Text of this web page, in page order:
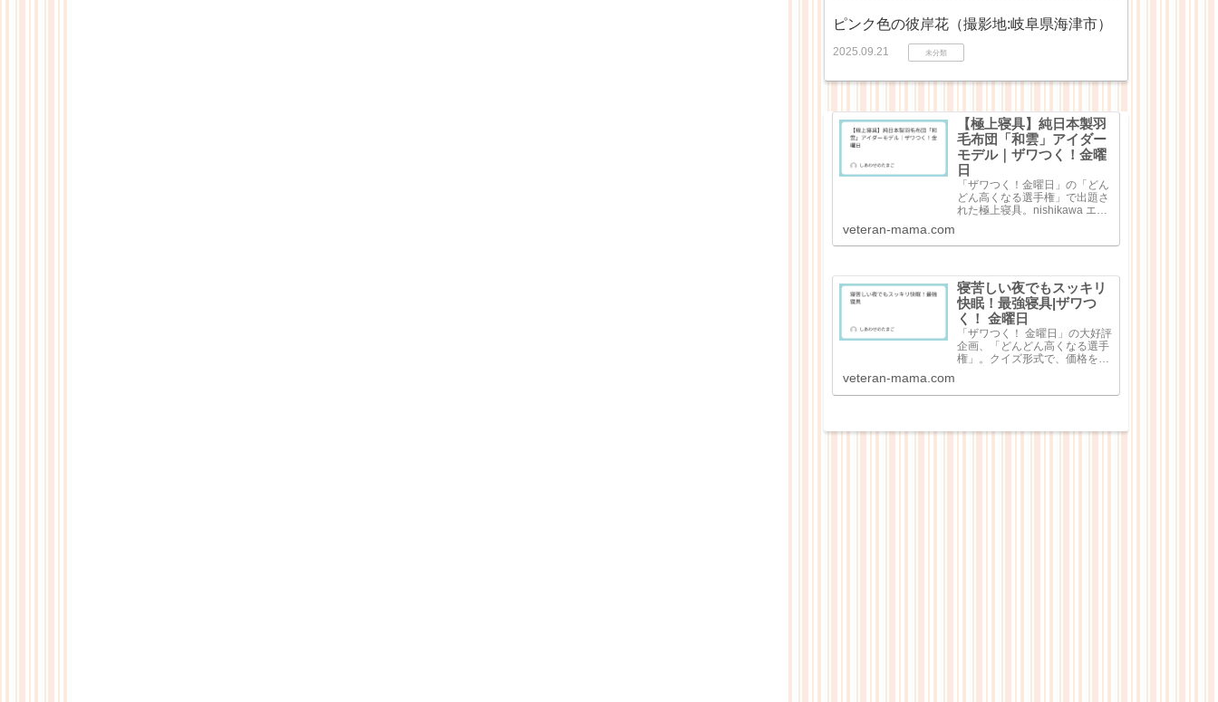
ピンク色の彼岸花（撮影地:岐阜県海津市）
2025.09.21 未分類
【極上寝具】純日本製羽
毛布団「和雲」アイダー
モデル｜ザワつく！金曜
日
「ザワつく！金曜日」の「どん
どん高くなる選手権」で出題さ
れた極上寝具。nishikawa エア
パジャマ（8万8000円）シルキ
万6500円）純日本...
veteran-mama.com
寝苦しい夜でもスッキリ
快眠！最強寝具|ザワつ
く！ 金曜日
「ザワつく！ 金曜日」の大好評
企画、「どんどん高くなる選手
権」。クイズ形式で、価格を当
が出てくる点が特徴なのです
として寝具4点が紹介...
veteran-mama.com